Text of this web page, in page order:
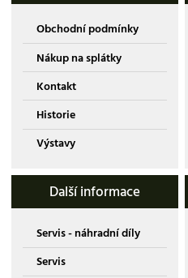
Obchodní podmínky
Nákup na splátky
Kontakt
Historie
Výstavy
Další informace
Servis - náhradní díly
Servis